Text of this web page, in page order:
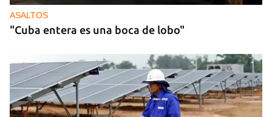
ASALTOS
"Cuba entera es una boca de lobo"